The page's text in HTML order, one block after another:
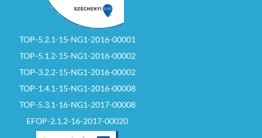
TOP-5.2.1-15-NG1-2016-00001
TOP-5.1.2-15-NG1-2016-00002
TOP-3.2.2-15-NG1-2016-00002
TOP-1.4.1-15-NG1-2016-00008
TOP-5.3.1-16-NG1-2017-00008
EFOP-2.1.2-16-2017-00020